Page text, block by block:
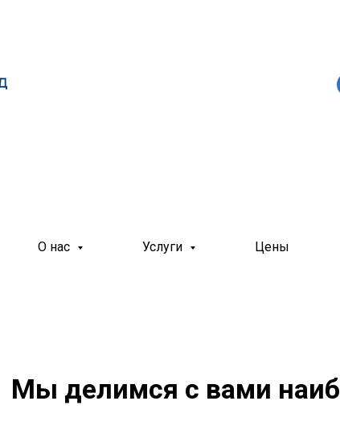
О нас Услуги Цены
Мы делимся с вами